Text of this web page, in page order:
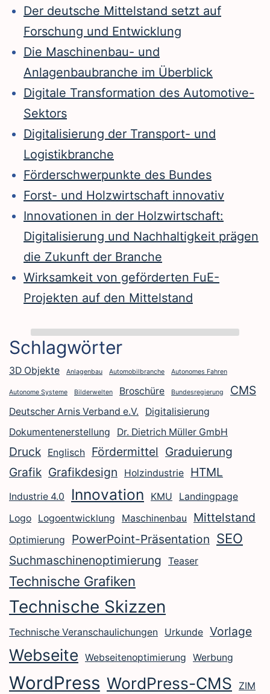
Der deutsche Mittelstand setzt auf
Forschung und Entwicklung
Die Maschinenbau- und
Anlagenbaubranche im Überblick
Digitale Transformation des Automotive-
Sektors
Digitalisierung der Transport- und
Logistikbranche
Förderschwerpunkte des Bundes
Forst- und Holzwirtschaft innovativ
Innovationen in der Holzwirtschaft:
Digitalisierung und Nachhaltigkeit prägen
die Zukunft der Branche
Wirksamkeit von geförderten FuE-
Projekten auf den Mittelstand
Schlagwörter
3D Objekte Anlagenbau Automobilbranche Autonomes Fahren
Autonome Systeme Bilderwelten Broschüre Bundesregierung CMS
Deutscher Arnis Verband e.V.
Digitalisierung
Dokumentenerstellung
Dr. Dietrich Müller GmbH
Druck Englisch Fördermittel Graduierung
Grafik Grafikdesign Holzindustrie HTML
Industrie 4.0 Innovation KMU
Landingpage
Logo
Logoentwicklung Maschinenbau Mittelstand
Optimierung PowerPoint-Präsentation SEO
Suchmaschinenoptimierung Teaser
Technische Grafiken
Technische Skizzen
Technische Veranschaulichungen Urkunde Vorlage
Webseite Webseitenoptimierung Werbung
WordPress WordPress-CMS ZIM